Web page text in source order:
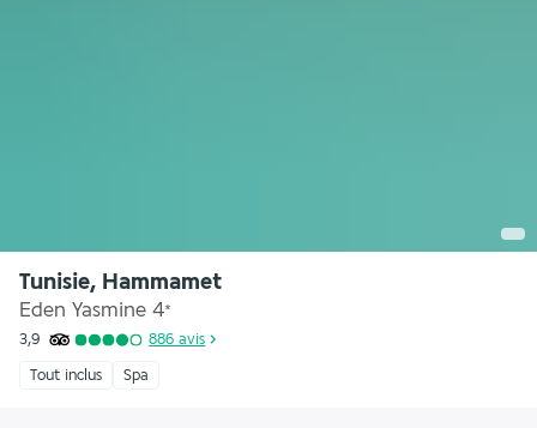
Tunisie, Hammamet
Eden Yasmine 4*
3,9 886 avis
Tout inclus Spa